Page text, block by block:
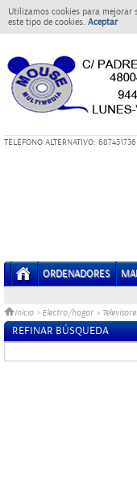
Utilizamos cookies para mejorar
este tipo de cookies. Aceptar
TELEFONO ALTERNATIVO: 687431736
ORDENADORES
Inicio > Electro/hogar »
REFINAR BÚSQUEDA